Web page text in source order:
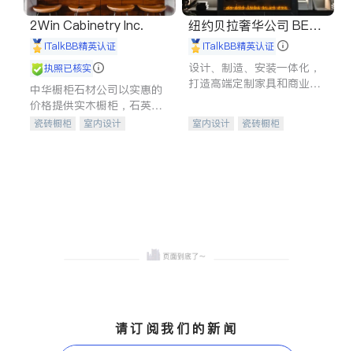
2Win Cabinetry Inc.
iTalkBB精英认证
执照已核实
中华橱柜石材公司以实惠的
价格提供实木橱柜，石英石
台面，多种优质不锈钢水
瓷砖橱柜
室内设计
纽约贝拉奢华公司 BELL
A LUXE
iTalkBB精英认证
设计、制造、安装一体化，
打造高端定制家具和商业空
室内设计
瓷砖橱柜
请订阅我们的新闻